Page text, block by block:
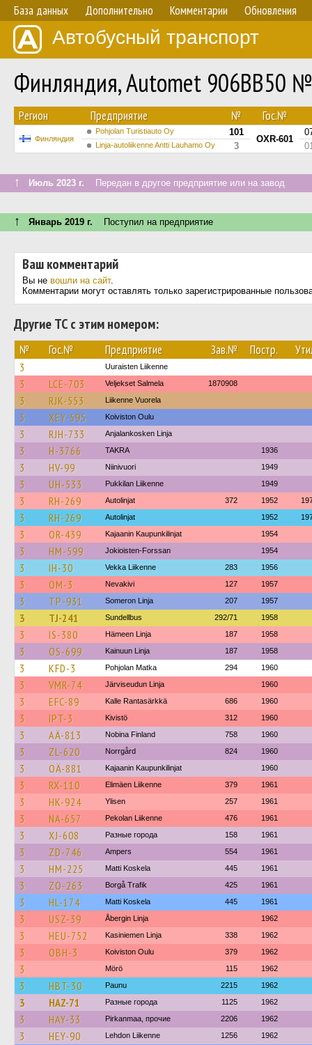
База данных Дополнительно Комментарии Обновления
Автобусный транспорт
Финляндия, Automet 906BB50
Регион Предприятие № Гос.№
Финляндия
Pohjolan Turistiauto Oy 101
OXR-601
Linja-autoliikenne Antti Lauhamo Oy 3
↑ Июль 2023 г. Передан в другое предприятие или на завод
↑ Январь 2019 г. Поступил на предприятие
Ваш комментарий
Вы не вошли на сайт.
Комментарии могут оставлять только зарегистрированные
Другие ТС с этим номером:
№ Гос.№ Предприятие Зав.№ Постр.
3 Uuraisten Liikenne
3 LCE-703 Veljekset Salmela 1870908
3 RJK-553 Liikenne Vuorela
3 XEY-595 Koiviston Oulu
3 RJH-733 Anjalankosken Linja
3 H-3766 TAKRA 1936
3 HV-99 Niinivuori 1949
3 UH-533 Pukkilan Liikenne 1949
3 RH-269 Autolinjat 372 1952
3 RH-269 Autolinjat 1952
3 OR-439 Kajaanin Kaupunkilinjat 1954
3 HM-599 Jokioisten-Forssan 1954
3 IH-30 Vekka Liikenne 283 1956
3 OM-3 Nevakivi 127 1957
3 TP-931 Someron Linja 207 1957
3 TJ-241 Sundellbus 292/71 1958
3 IS-380 Hämeen Linja 187 1958
3 OS-699 Kainuun Linja 187 1958
3 KFD-3 Pohjolan Matka 294 1960
3 VMR-74 Järviseudun Linja 1960
3 EFC-89 Kalle Rantasärkkä 686 1960
3 IPT-3 Kivistö 312 1960
3 AÄ-813 Nobina Finland 758 1960
3 ZL-620 Norrgård 824 1960
3 OÄ-881 Kajaanin Kaupunkilinjat 1960
3 RX-110 Elimäen Liikenne 379 1961
3 HK-924 Ylisen 257 1961
3 NA-657 Pekolan Liikenne 476 1961
3 XJ-608 Разные города 158 1961
3 ZD-746 Ampers 554 1961
3 HM-225 Matti Koskela 445 1961
3 ZO-263 Borgå Trafik 425 1961
3 HL-174 Matti Koskela 445 1961
3 USZ-39 Åbergin Linja 1962
3 HEU-752 Kasiniemen Linja 338 1962
3 OBH-3 Koiviston Oulu 379 1962
3 Mörö 115 1962
3 HBT-30 Paunu 2215 1962
3 HAZ-71 Разные города 1125 1962
3 HAY-33 Pirkanmaa, прочие 2206 1962
3 HEY-90 Lehdon Liikenne 1256 1962